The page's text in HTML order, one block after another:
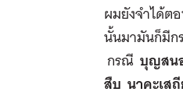
ผมยังจำได้ต
นั้นมามันก็มีก
กรณี บุญสน
สืบ นาคะเส